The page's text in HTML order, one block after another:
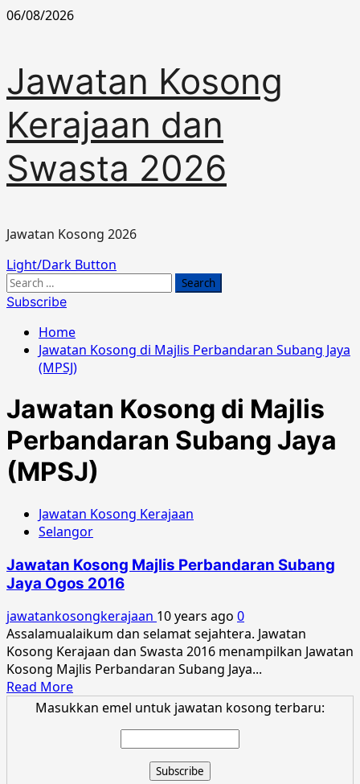
Skip
06/08/2026
Jawatan Kosong
Kerajaan dan
Swasta 2026
Jawatan Kosong 2026
Primary
Menu
Light/Dark Button
Search
for:
Subscribe
Home
Jawatan Kosong di Majlis Perbandaran Subang Jaya
(MPSJ)
Jawatan Kosong di Majlis
Perbandaran Subang Jaya
(MPSJ)
Jawatan Kosong Kerajaan
Selangor
Jawatan Kosong Majlis Perbandaran Subang
Jaya Ogos 2016
jawatankosongkerajaan 10 years ago 0
Assalamualaikum dan selamat sejahtera. Jawatan
Kosong Kerajaan dan Swasta 2016 menampilkan Jawatan
Kosong Majlis Perbandaran Subang Jaya...
Read MoreRead
more
Masukkan emel untuk jawatan kosong terbaru: